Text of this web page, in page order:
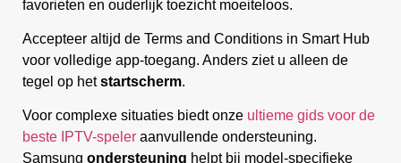
favorieten en ouderlijk toezicht moeiteloos.
Accepteer altijd de Terms and Conditions in Smart Hub
voor volledige app-toegang. Anders ziet u alleen de
tegel op hetstartscherm.
Voor complexe situaties biedt onze ultieme gids voor de
beste IPTV-speler aanvullende ondersteuning.
Samsung ondersteuning helpt bij model-specifieke